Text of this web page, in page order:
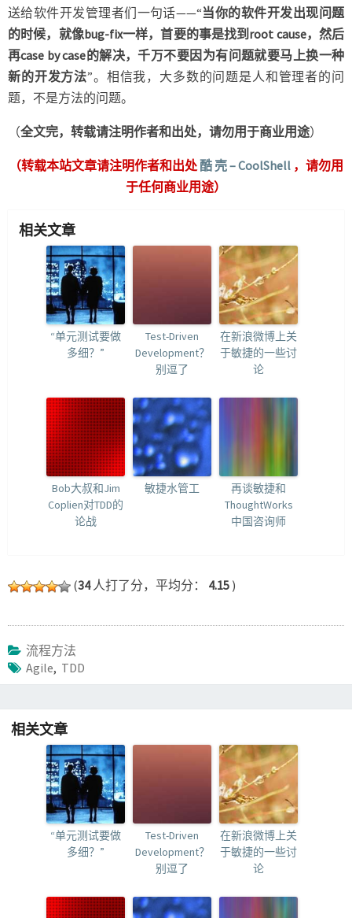
送给软件开发管理者们一句话——“当你的软件开发出现问题
的时候，就像bug-fix一样，首要的事是找到root cause，然后
再case by case的解决，千万不要因为有问题就要马上换一种
新的开发方法”。相信我，大多数的问题是人和管理者的问
题，不是方法的问题。
（全文完，转载请注明作者和出处，请勿用于商业用途）
（转载本站文章请注明作者和出处酷 壳 – CoolShell ，请勿用
于任何商业用途）
相关文章
“单元测试要做
多细？”
Test-Driven
Development？
别逗了
在新浪微博上关
于敏捷的一些讨
论
Bob大叔和Jim
Coplien对TDD的
论战
敏捷水管工
再谈敏捷和
ThoughtWorks
中国咨询师
(34人打了分，平均分： 4.15 )
流程方法
Agile, TDD
相关文章
“单元测试要做
多细？”
Test-Driven
Development？
别逗了
在新浪微博上关
于敏捷的一些讨
论